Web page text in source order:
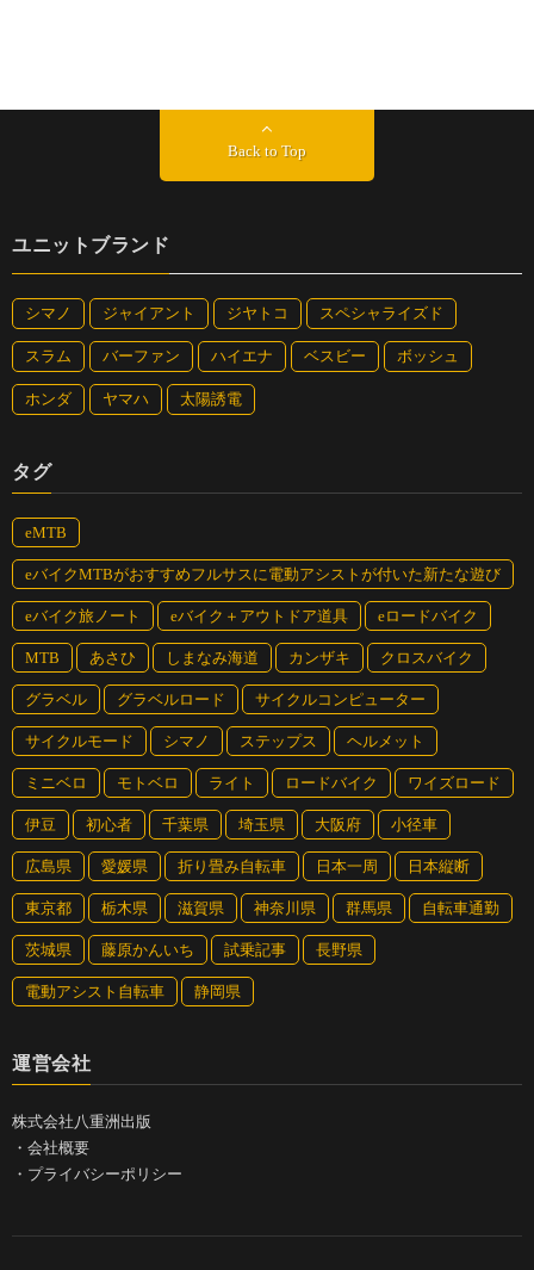
Back to Top
ユニットブランド
シマノ ジャイアント ジヤトコ スペシャライズド
スラム バーファン ハイエナ ベスビー ボッシュ
ホンダ ヤマハ 太陽誘電
タグ
eMTB
eバイクMTBがおすすめフルサスに電動アシストが付いた新たな遊び
eバイク旅ノート eバイク＋アウトドア道具 eロードバイク
MTB あさひ しまなみ海道 カンザキ クロスバイク
グラベル グラベルロード サイクルコンピューター
サイクルモード シマノ ステップス ヘルメット
ミニベロ モトベロ ライト ロードバイク ワイズロード
伊豆 初心者 千葉県 埼玉県 大阪府 小径車
広島県 愛媛県 折り畳み自転車 日本一周 日本縦断
東京都 栃木県 滋賀県 神奈川県 群馬県 自転車通勤
茨城県 藤原かんいち 試乗記事 長野県
電動アシスト自転車 静岡県
運営会社
株式会社八重洲出版
・ 会社概要
・ プライバシーポリシー